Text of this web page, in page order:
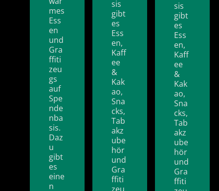
mes
Ess
en
und
Gra
ffiti
zeu
gs
auf
Spe
nde
nba
sis.
Daz
u
gibt
es
eine
n
sis
gibt
es
Ess
en,
Kaff
ee
&
Kak
ao,
Sna
cks,
Tab
akz
ube
hör
und
Gra
ffiti
sis
gibt
es
Ess
en,
Kaff
ee
&
Kak
ao,
Sna
cks,
Tab
akz
ube
hör
und
Gra
ffiti